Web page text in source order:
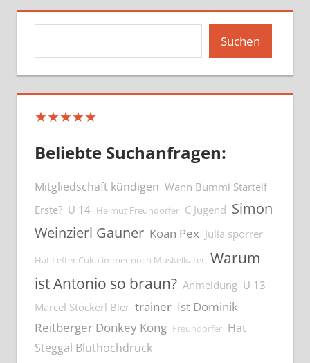
Suchen
★★★★★
Beliebte Suchanfragen:
Mitgliedschaft kündigen Wann Bummi Startelf
Erste? U 14 Helmut Freundorfer C Jugend Simon
Weinzierl Gauner Koan Pex Julia sporrer
Hat Lefter Cuku immer noch Muskelkater Warum
ist Antonio so braun? Anmeldung U 13
Marcel Stöckerl Bier trainer Ist Dominik
Reitberger Donkey Kong Freundorfer Hat
Steggal Bluthochdruck